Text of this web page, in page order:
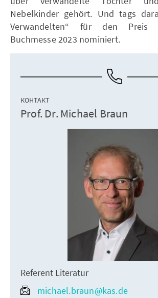
Nebelkinder gehört. Und tags
Verwandelten“ für den Preis
Buchmesse 2023 nominiert.
КОНТАКТ
Prof. Dr. Michael Braun
Referent Literatur
michael.braun@kas.de